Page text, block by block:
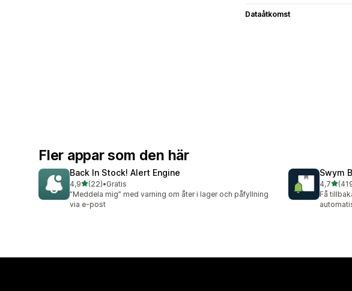
Dataåtkomst
Fler appar som den här
Back In Stock! Alert Engine
4,9av 5 stjärnor
(22)
22 recensioner totalt
•Gratis
”Meddela mig” med varning om åter i lager och påfyllning
via e-post
Swym
4,7av 5
419
Få